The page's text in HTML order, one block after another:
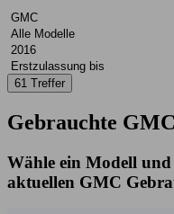
61 Treffer
Gebrauchte
Wähle ein Modell
aktuellen GMC